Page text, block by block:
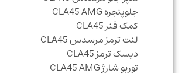
جلوپنجره CLA45 AMG
کمک فنر CLA45
لنت ترمز مرسدس CLA45
دیسک ترمز CLA45
توربو شارژ CLA45 AMG